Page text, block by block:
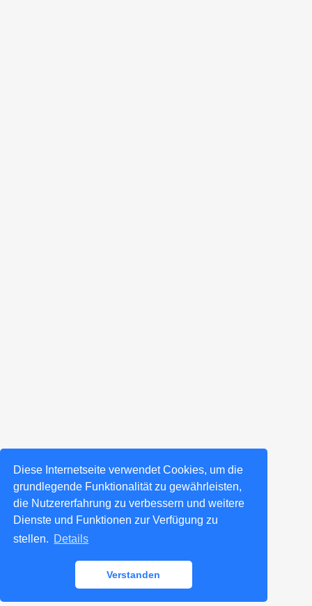
Diese Internetseite verwendet Cookies, um die
grundlegende Funktionalität zu gewährleisten,
die Nutzererfahrung zu verbessern und weitere
Dienste und Funktionen zur Verfügung zu
stellen. Details
Verstanden